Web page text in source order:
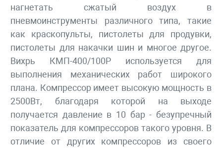
нагнетать сжатый воздух в
пневмоинструменты различного типа, такие
как краскопульты, пистолеты для продувки,
пистолеты для накачки шин и многое другое.
Вихрь КМП-400/100Р используется для
выполнения механических работ широкого
плана. Компрессор имеет высокую мощность в
2500Вт, благодаря которой на выходе
получается давление в 10 бар - безупречный
показатель для компрессоров такого уровня. В
отличие от других компрессоров из своего